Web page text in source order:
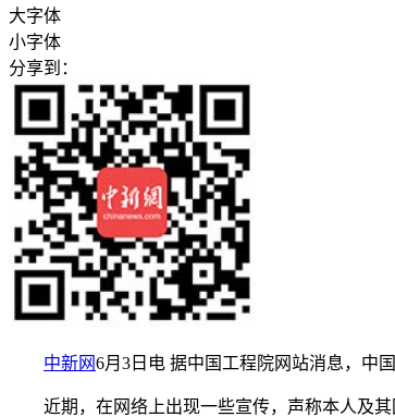
大字体
小字体
分享到：
中新网6月3日电 据中国工程院网站消息，中
近期，在网络上出现一些宣传，声称本人及其